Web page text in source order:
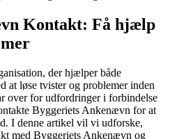
Kontakt: Få hjælp
der hjælper både
at løse tvister og problemer inden
over for udfordringer i forbindelse
Byggeriets Ankenævn for at
I denne artikel vil vi udforske,
med Byggeriets Ankenævn og